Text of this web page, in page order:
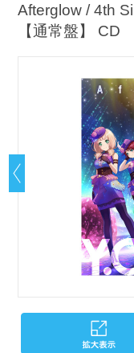
Afterglow / 4th
【通常盤】 CD